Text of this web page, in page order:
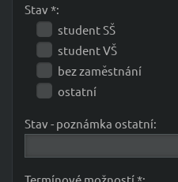
Stav *:
student SŠ
student VŠ
bez zaměstnání
ostatní
Stav - poznámka ostatní:
Termínové možností *: